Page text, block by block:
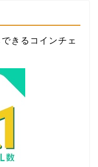
きる コインチェ